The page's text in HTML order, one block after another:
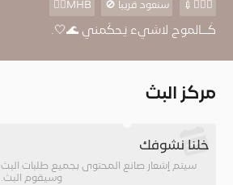
👩🏻‍⚕️💉 سنعود قريبا 🚫 MHB❤️‍🔥
كَــالموج لاشيء يَحكُمني 🌊🤍.
مركز البث
خلنا نشوفك
سيتم إشعار صانع المحتوى بجميع طلبات البث
وسيقوم البث.